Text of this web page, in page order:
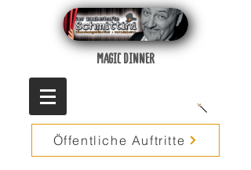
MAGIC DINNER
Öffentliche Auftritte